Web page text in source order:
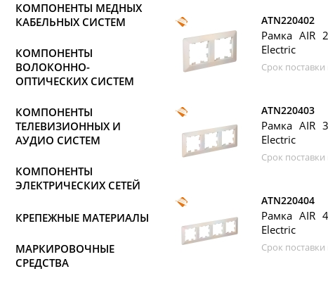
КОМПОНЕНТЫ МЕДНЫХ
КАБЕЛЬНЫХ СИСТЕМ
КОМПОНЕНТЫ
ВОЛОКОННО-
ОПТИЧЕСКИХ СИСТЕМ
КОМПОНЕНТЫ
ТЕЛЕВИЗИОННЫХ И
АУДИО СИСТЕМ
КОМПОНЕНТЫ
ЭЛЕКТРИЧЕСКИХ СЕТЕЙ
КРЕПЕЖНЫЕ МАТЕРИАЛЫ
МАРКИРОВОЧНЫЕ
СРЕДСТВА
ATN220402
Рамка AIR
Electric
Срок
ATN220403
Рамка AIR
Electric
Срок
ATN220404
Рамка AIR
Electric
Срок